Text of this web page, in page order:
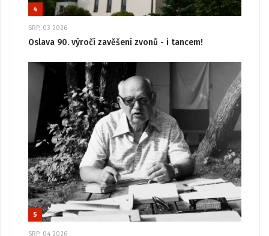
4
SRP, 03 2026
Oslava 90. výročí zavěšení zvonů - i tancem!
5
SRP, 04 2026